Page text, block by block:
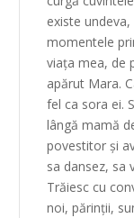
existe
momentele
viața mea, de
apărut Mara.
fel ca sora ei.
lângă mamă
povestitor și
sa dansez, sa
Trăiesc cu
noi, părinţii,